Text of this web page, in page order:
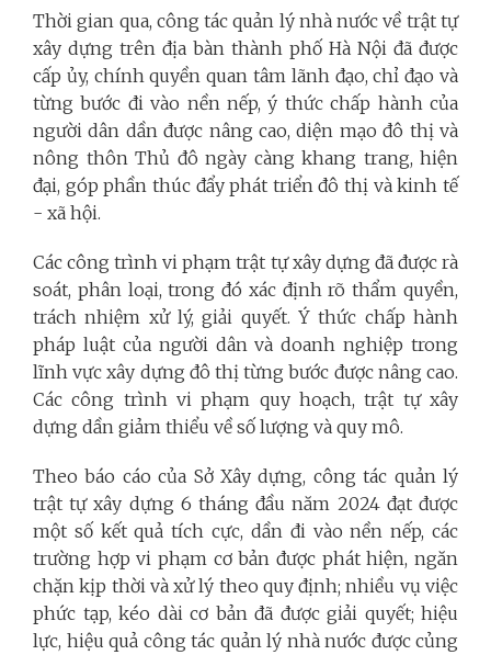
Thời gian qua, công tác quản lý nhà nước về trật tự
xây dựng trên địa bàn thành phố Hà Nội đã được
cấp ủy, chính quyền quan tâm lãnh đạo, chỉ đạo và
từng bước đi vào nền nếp, ý thức chấp hành của
người dân dần được nâng cao, diện mạo đô thị và
nông thôn Thủ đô ngày càng khang trang, hiện
đại, góp phần thúc đẩy phát triển đô thị và kinh tế
- xã hội.
Các công trình vi phạm trật tự xây dựng đã được rà
soát, phân loại, trong đó xác định rõ thẩm quyền,
trách nhiệm xử lý, giải quyết. Ý thức chấp hành
pháp luật của người dân và doanh nghiệp trong
lĩnh vực xây dựng đô thị từng bước được nâng cao.
Các công trình vi phạm quy hoạch, trật tự xây
dựng dần giảm thiểu về số lượng và quy mô.
Theo báo cáo của Sở Xây dựng, công tác quản lý
trật tự xây dựng 6 tháng đầu năm 2024 đạt được
một số kết quả tích cực, dần đi vào nền nếp, các
trường hợp vi phạm cơ bản được phát hiện, ngăn
chặn kịp thời và xử lý theo quy định; nhiều vụ việc
phức tạp, kéo dài cơ bản đã được giải quyết; hiệu
lực, hiệu quả công tác quản lý nhà nước được củng